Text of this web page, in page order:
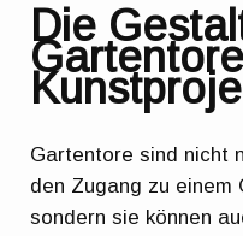
Die
Gartentore sind nicht
den Zugang zu einem
sondern sie können